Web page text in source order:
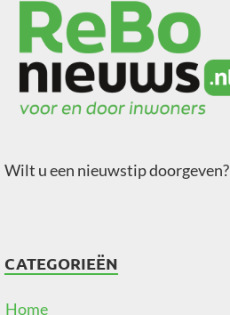
Wilt u een nieuwstip doorgeven?
CATEGORIEËN
Home